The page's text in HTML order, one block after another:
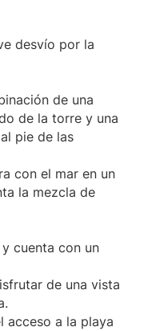
desvío por la
de una
de la torre y una
pie de las
con el mar en un
la mezcla de
cuenta con un
de una vista
acceso a la playa